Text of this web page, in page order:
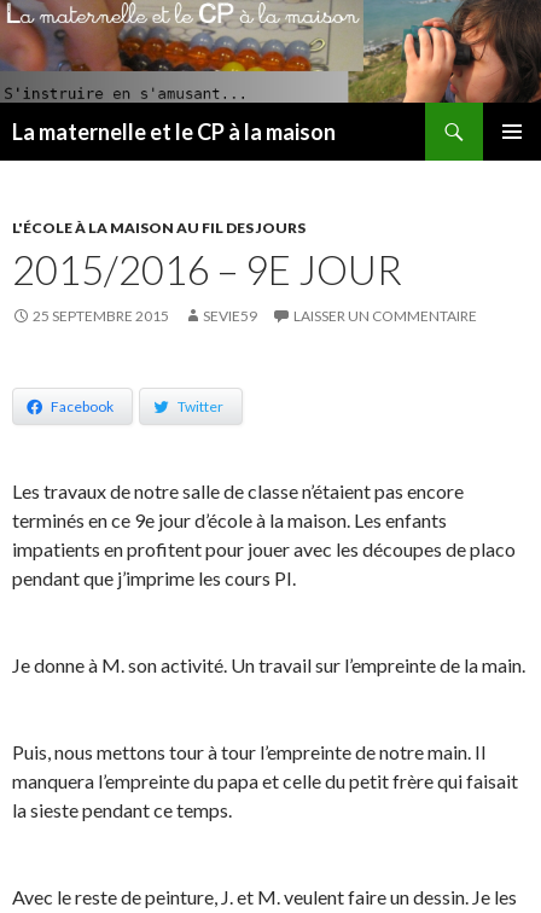
La maternelle et le CP à la maison
PRINCIPAL
L'ÉCOLE À LA MAISON AU FIL DES JOURS
2015/2016 – 9E JOUR
25 SEPTEMBRE 2015 SEVIE59 LAISSER UN COMMENTAIRE
Facebook Twitter
Les travaux de notre salle de classe n’étaient pas encore
terminés en ce 9e jour d’école à la maison. Les enfants
impatients en profitent pour jouer avec les découpes de placo
pendant que j’imprime les cours PI.
Je donne à M. son activité. Un travail sur l’empreinte de la main.
Puis, nous mettons tour à tour l’empreinte de notre main. Il
manquera l’empreinte du papa et celle du petit frère qui faisait
la sieste pendant ce temps.
Avec le reste de peinture, J. et M. veulent faire un dessin. Je les